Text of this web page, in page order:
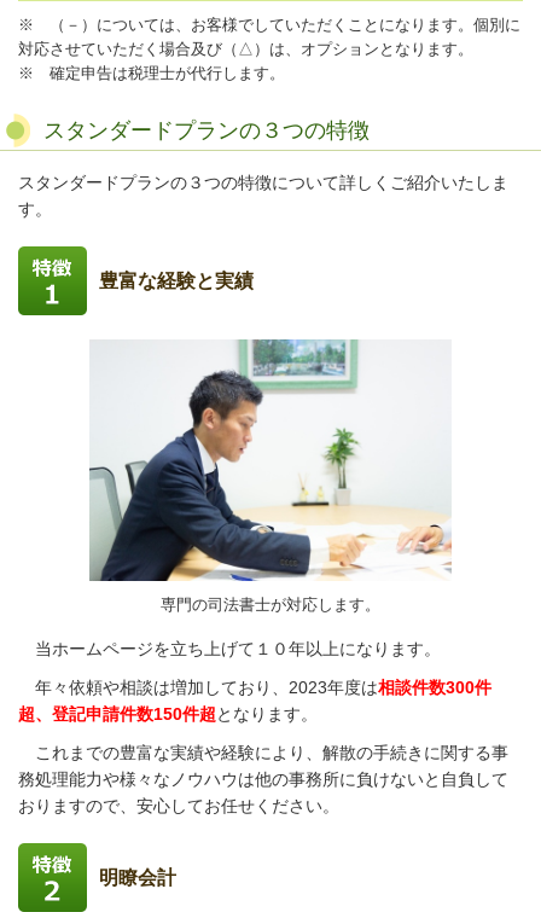
※ （－）については、お客様でしていただくことになります。個別に
対応させていただく場合及び（△）は、オプションとなります。
※ 確定申告は税理士が代行します。
スタンダードプランの３つの特徴
スタンダードプランの３つの特徴について詳しくご紹介いたしま
す。
豊富な経験と実績
専門の司法書士が対応します。
当ホームページを立ち上げて１０年以上になります。
年々依頼や相談は増加しており、2023年度は相談件数300件
超、登記申請件数150件超となります。
これまでの豊富な実績や経験により、解散の手続きに関する事
務処理能力や様々なノウハウは他の事務所に負けないと自負して
おりますので、安心してお任せください。
明瞭会計